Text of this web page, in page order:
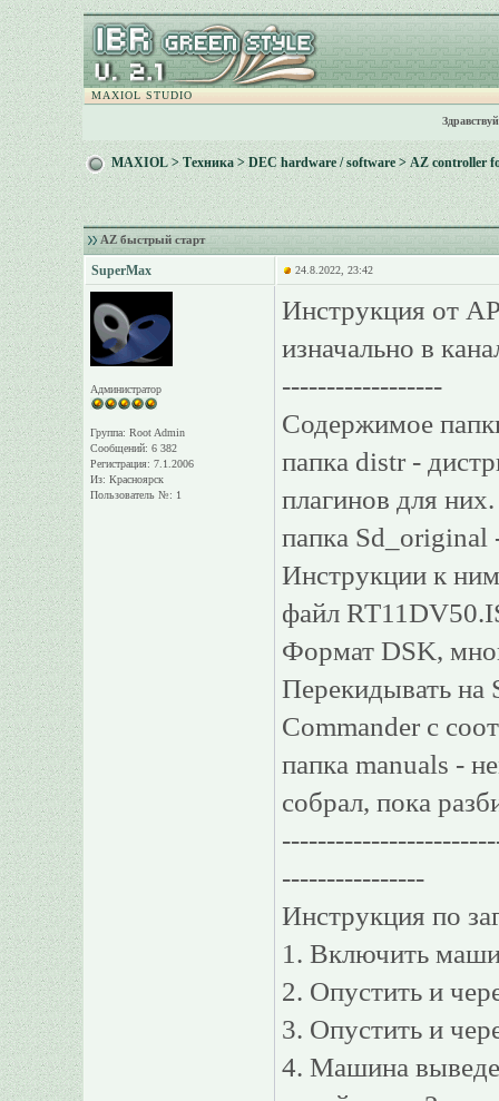
MAXIOL STUDIO
MAXIOL>Техника>DEC hardware / software>AZ controller
AZ быстрый старт
SuperMax 24.8.2022, 23:42
Администратор
Группа: Root Admin
Сообщений: 6 382
Регистрация: 7.1.2006
Из: Красноярск
Пользователь №: 1
Инструкция от
изначально в
------------------
Содержимое
папка distr -
плагинов для
папка Sd_original
Инструкции к
файл
Формат DSK,
Перекидывать на
Commander с
папка manuals -
собрал, пока
----------------
Инструкция по
1. Включить
2. Опустить и
3. Опустить и
4. Машина